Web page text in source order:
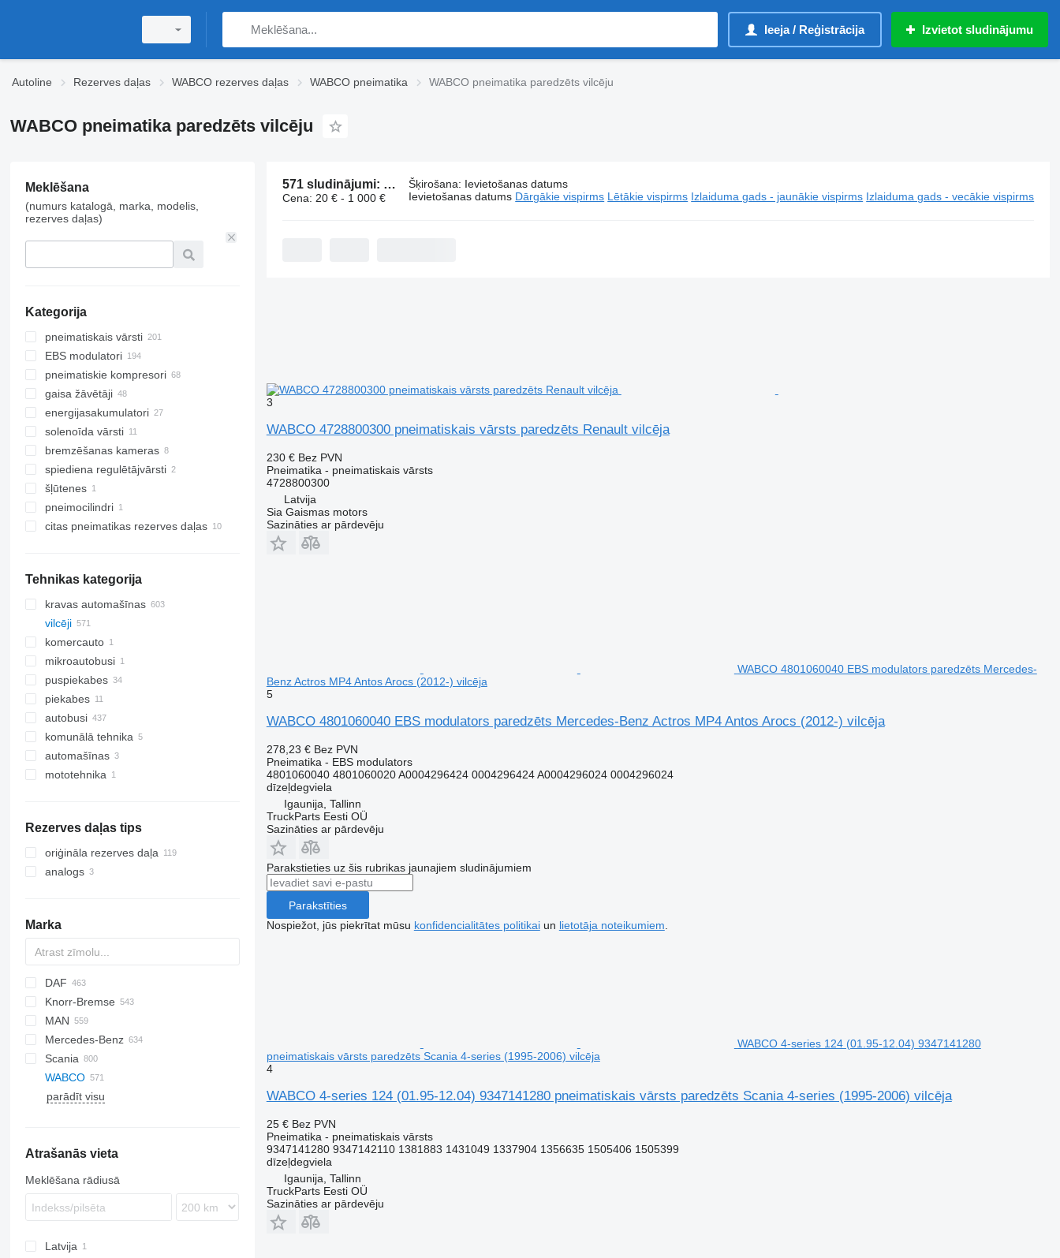
Ieeja / Reģistrācija Izvietot sludinājumu
Autoline Rezerves daļas WABCO rezerves daļas WABCO pneimatika WABCO pneimatika paredzēts vilcēju
WABCO pneimatika paredzēts vilcēju
Meklēšana
(numurs katalogā, marka, modelis,
rezerves daļas)
Kategorija
pneimatiskais vārsti
EBS modulatori
pneimatiskie kompresori
gaisa žāvētāji
energijasakumulatori
solenoīda vārsti
bremzēšanas kameras
spiediena regulētājvārsti
šļūtenes
pneimocilindri
citas pneimatikas rezerves daļas
Tehnikas kategorija
kravas automašīnas
vilcēji
komercauto
mikroautobusi
puspiekabes
piekabes
autobusi
komunālā tehnika
komunālās mašīnas
atkritumu vedēji
automašīnas
mototehnika
Rezerves daļas tips
oriģināla rezerves daļa
analogs
Marka
DAF
CF
LF
XF
XG
Cargo
F-MAX
EuroCargo
EuroStar
Eurotech
Eurotrakker
S-Way
Stralis
Knorr-Bremse
MAN
F90
L2000
LE
Lion's series
TGM
TGX
Mercedes-Benz
A-Class
Actros
Antos
Axor
LK
Sprinter
D-series
K-series
Kerax
Midlum
T-series
Scania
G-series
K-series
B-series
EC
FH
FM
FMX
VNL
WABCO
parādīt visu
Atrašanās vieta
Meklēšana rādiusā
Latvija
571 sludinājumi:
WABCO pneimatika paredzēts vilcēju
Cena: 20 € - 1 000 €
Šķirošana: Ievietošanas datums
Ievietošanas datums Dārgākie vispirms Lētākie vispirms Izlaiduma gads - jaunākie vispirms Izlaiduma gads - vecākie vispirms
3
WABCO 4728800300 pneimatiskais vārsts paredzēts Renault vilcēja
230 € Bez PVN
Pneimatika - pneimatiskais vārsts
4728800300
Latvija
Sia Gaismas motors
Sazināties ar pārdevēju
WABCO 4801060040 EBS modulators paredzēts Mercedes-
Benz Actros MP4 Antos Arocs (2012-) vilcēja
5
WABCO 4801060040 EBS modulators paredzēts Mercedes-Benz Actros MP4 Antos Arocs (2012-) vilcēja
278,23 € Bez PVN
Pneimatika - EBS modulators
4801060040 4801060020 A0004296424 0004296424 A0004296024 0004296024
dīzeļdegviela
Igaunija, Tallinn
TruckParts Eesti OÜ
Sazināties ar pārdevēju
Parakstieties uz šis rubrikas jaunajiem sludinājumiem
Parakstīties
Nospiežot, jūs piekrītat mūsu konfidencialitātes politikaiun lietotāja noteikumiem
WABCO 4-series 124 (01.95-12.04) 9347141280
pneimatiskais vārsts paredzēts Scania 4-series (1995-2006) vilcēja
4
WABCO 4-series 124 (01.95-12.04) 9347141280 pneimatiskais vārsts paredzēts Scania 4-series (1995-2006) vilcēja
25 € Bez PVN
Pneimatika - pneimatiskais vārsts
9347141280 9347142110 1381883 1431049 1337904 1356635 1505406 1505399
dīzeļdegviela
Igaunija, Tallinn
TruckParts Eesti OÜ
Sazināties ar pārdevēju